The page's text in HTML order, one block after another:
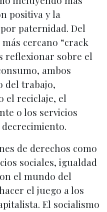
positiva y la
paternidad. Del
cercano “crack
reflexionar sobre el
ambos
del trabajo,
el reciclaje, el
o los servicios
de derechos como
sociales, igualdad
el mundo del
el juego a los
El socialismo